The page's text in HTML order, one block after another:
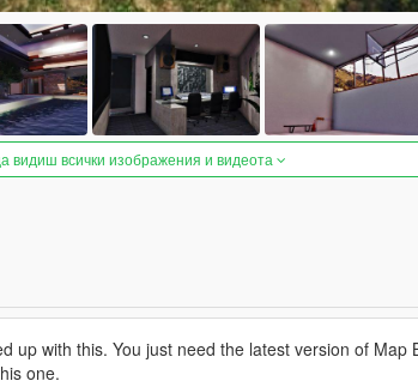
видиш всички изображения и видеота
up with this. You just need the latest version of Map
one.